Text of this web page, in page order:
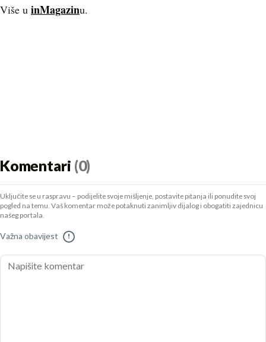
Više u inMagazinu.
Komentari (0)
Uključite se u raspravu – podijelite svoje mišljenje, postavite pitanja ili ponudite svoj
pogled na temu. Vaš komentar može potaknuti zanimljiv dijalog i obogatiti zajednicu
našeg portala.
Važna obavijest !